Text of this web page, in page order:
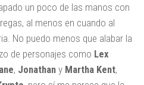
un poco de las manos con
al menos en cuando al
No puedo menos que alabar la
de personajes como Lex
, Jonathan y Martha Kent,